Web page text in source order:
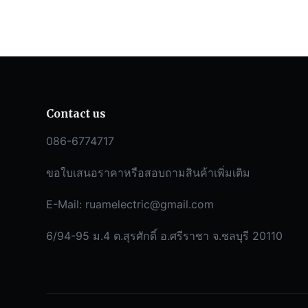
Contact us
086-6774717
ขอใบเสนอราคาหรือสอบถามสินค้าเพิ่มเติม
E-Mail: ruamelectric@gmail.com
6/94-95 ม.4 ต.สุรศักดิ์ อ.ศรีราชา จ.ชลบุรี 20110